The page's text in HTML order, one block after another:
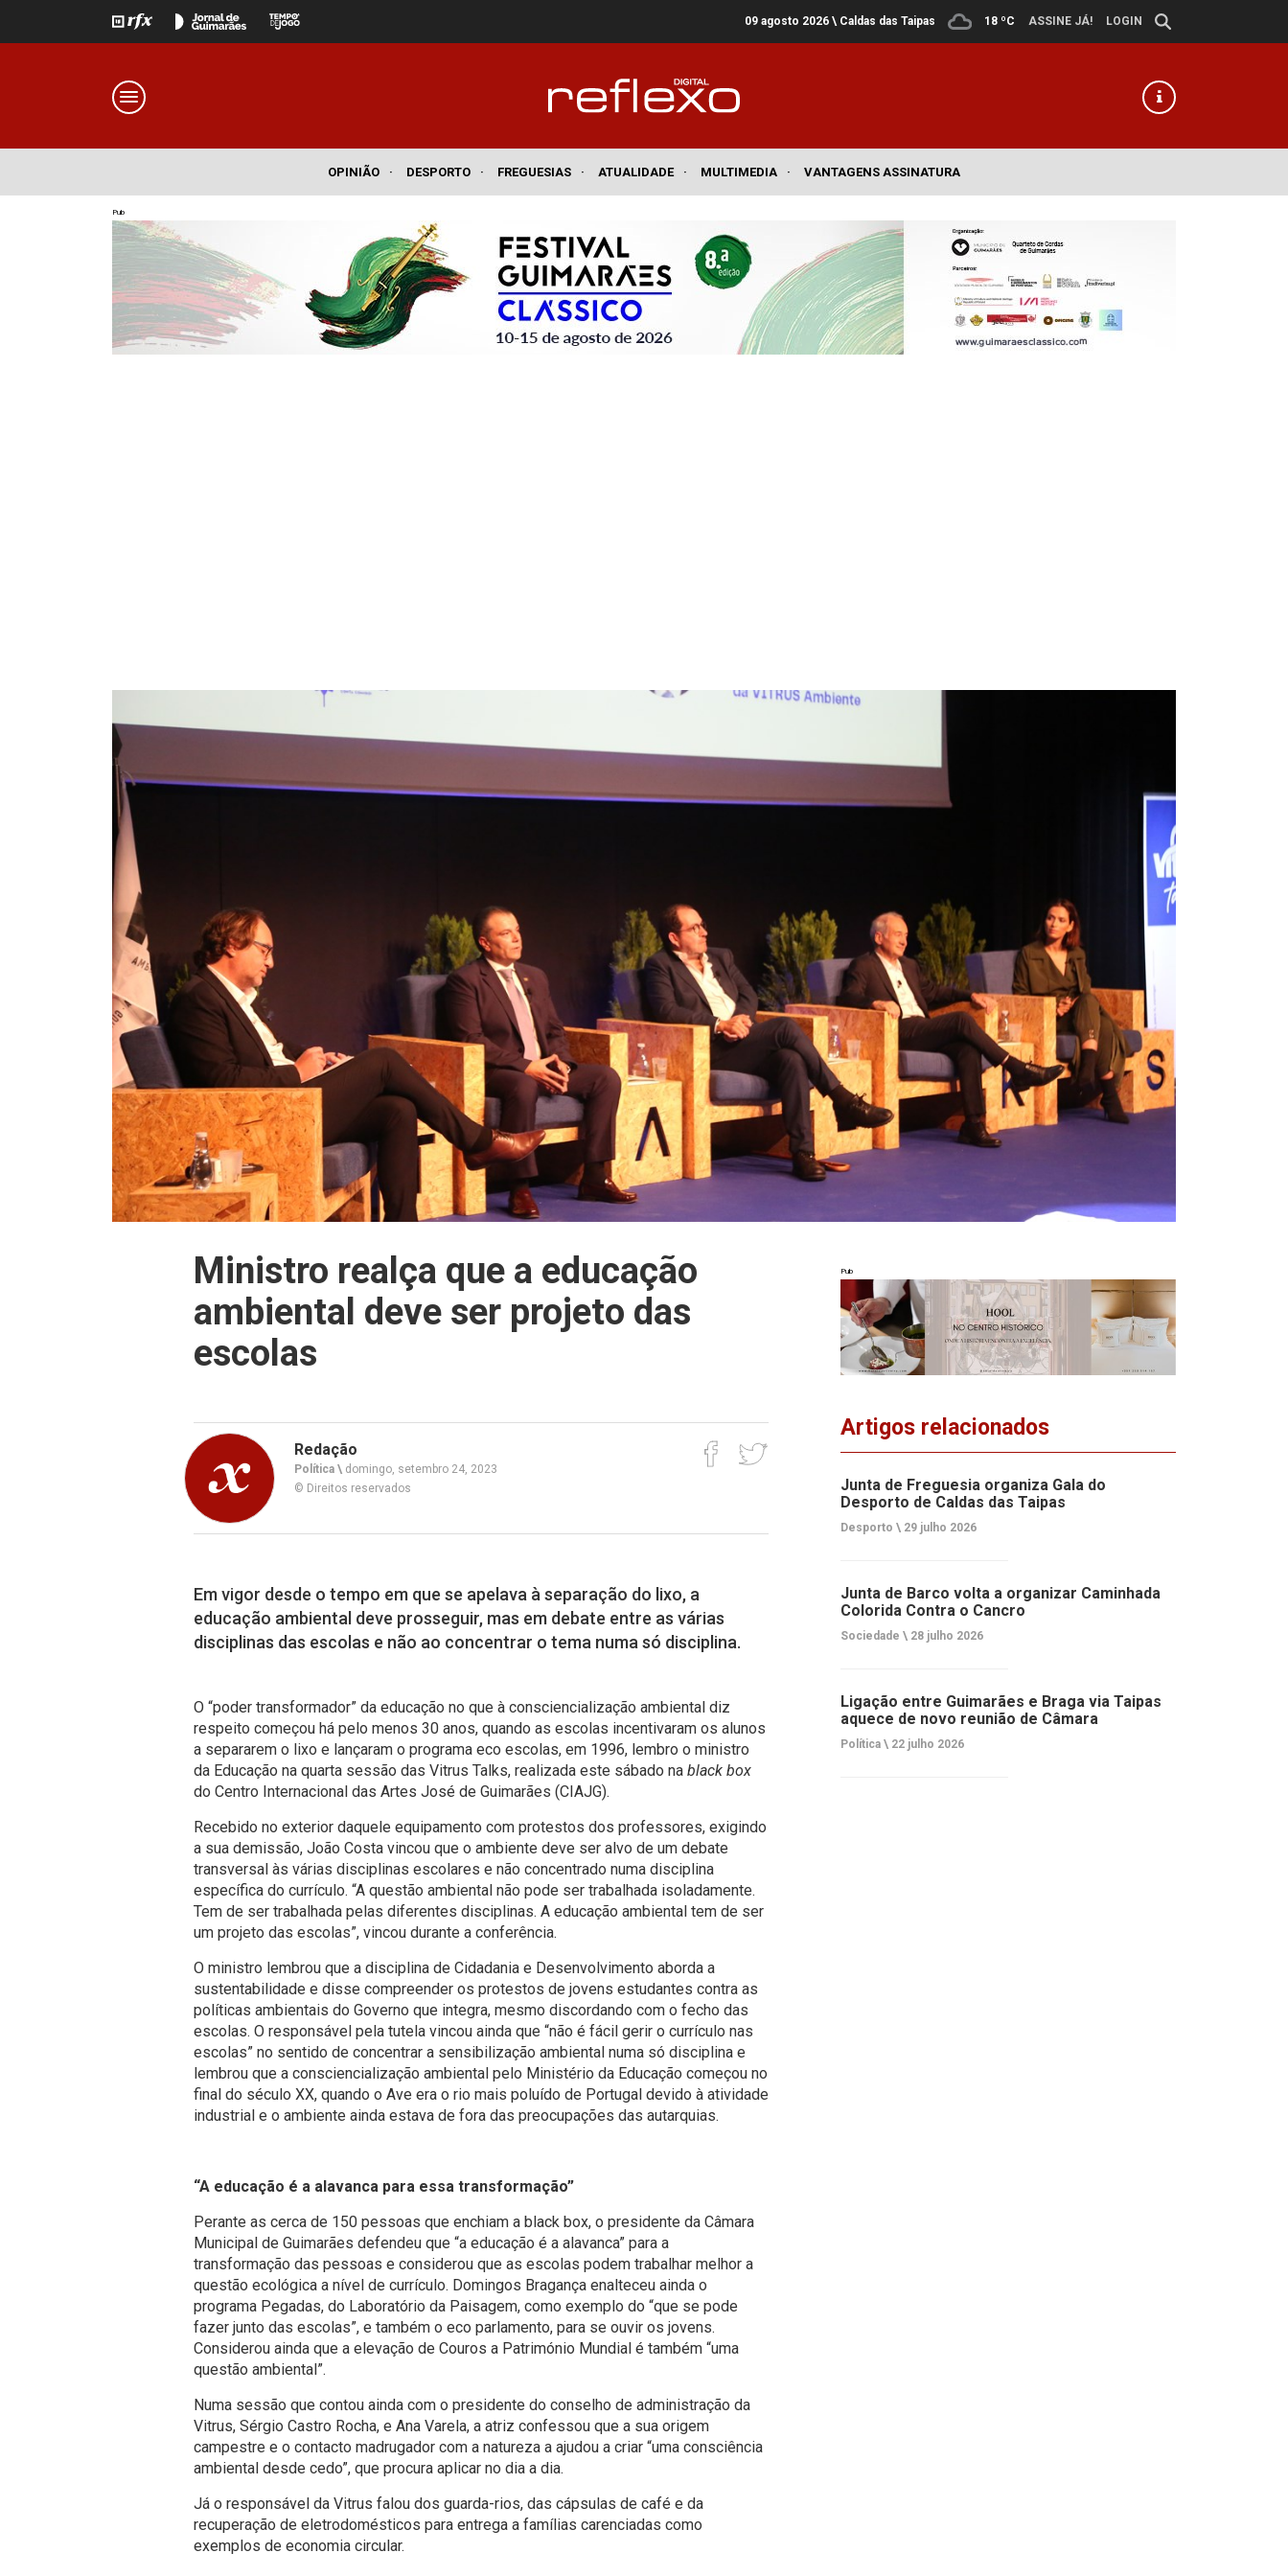
09 agosto 2026 \ Caldas das Taipas 18 ºC ASSINE JÁ! LOGIN
OPINIÃO · DESPORTO · FREGUESIAS · ATUALIDADE · MULTIMEDIA · VANTAGENS ASSINATURA
Pub
Ministro realça que a educação
ambiental deve ser projeto das
escolas
Redação
Política \ domingo, setembro 24, 2023
© Direitos reservados
Em vigor desde o tempo em que se apelava à separação do lixo, a
educação ambiental deve prosseguir, mas em debate entre as várias
disciplinas das escolas e não ao concentrar o tema numa só disciplina.
O “poder transformador” da educação no que à consciencialização ambiental diz
respeito começou há pelo menos 30 anos, quando as escolas incentivaram os alunos
a separarem o lixo e lançaram o programa eco escolas, em 1996, lembro o ministro
da Educação na quarta sessão das Vitrus Talks, realizada este sábado na black box
do Centro Internacional das Artes José de Guimarães (CIAJG).
Recebido no exterior daquele equipamento com protestos dos professores, exigindo
a sua demissão, João Costa vincou que o ambiente deve ser alvo de um debate
transversal às várias disciplinas escolares e não concentrado numa disciplina
específica do currículo. “A questão ambiental não pode ser trabalhada isoladamente.
Tem de ser trabalhada pelas diferentes disciplinas. A educação ambiental tem de ser
um projeto das escolas”, vincou durante a conferência.
O ministro lembrou que a disciplina de Cidadania e Desenvolvimento aborda a
sustentabilidade e disse compreender os protestos de jovens estudantes contra as
políticas ambientais do Governo que integra, mesmo discordando com o fecho das
escolas. O responsável pela tutela vincou ainda que “não é fácil gerir o currículo nas
escolas” no sentido de concentrar a sensibilização ambiental numa só disciplina e
lembrou que a consciencialização ambiental pelo Ministério da Educação começou no
final do século XX, quando o Ave era o rio mais poluído de Portugal devido à atividade
industrial e o ambiente ainda estava de fora das preocupações das autarquias.
“A educação é a alavanca para essa transformação”
Perante as cerca de 150 pessoas que enchiam a black box, o presidente da Câmara
Municipal de Guimarães defendeu que “a educação é a alavanca” para a
transformação das pessoas e considerou que as escolas podem trabalhar melhor a
questão ecológica a nível de currículo. Domingos Bragança enalteceu ainda o
programa Pegadas, do Laboratório da Paisagem, como exemplo do “que se pode
fazer junto das escolas”, e também o eco parlamento, para se ouvir os jovens.
Considerou ainda que a elevação de Couros a Património Mundial é também “uma
questão ambiental”.
Numa sessão que contou ainda com o presidente do conselho de administração da
Vitrus, Sérgio Castro Rocha, e Ana Varela, a atriz confessou que a sua origem
campestre e o contacto madrugador com a natureza a ajudou a criar “uma consciência
ambiental desde cedo”, que procura aplicar no dia a dia.
Já o responsável da Vitrus falou dos guarda-rios, das cápsulas de café e da
recuperação de eletrodomésticos para entrega a famílias carenciadas como
exemplos de economia circular.
Pub
Artigos relacionados
Junta de Freguesia organiza Gala do
Desporto de Caldas das Taipas
Desporto \ 29 julho 2026
Junta de Barco volta a organizar Caminhada
Colorida Contra o Cancro
Sociedade \ 28 julho 2026
Ligação entre Guimarães e Braga via Taipas
aquece de novo reunião de Câmara
Política \ 22 julho 2026